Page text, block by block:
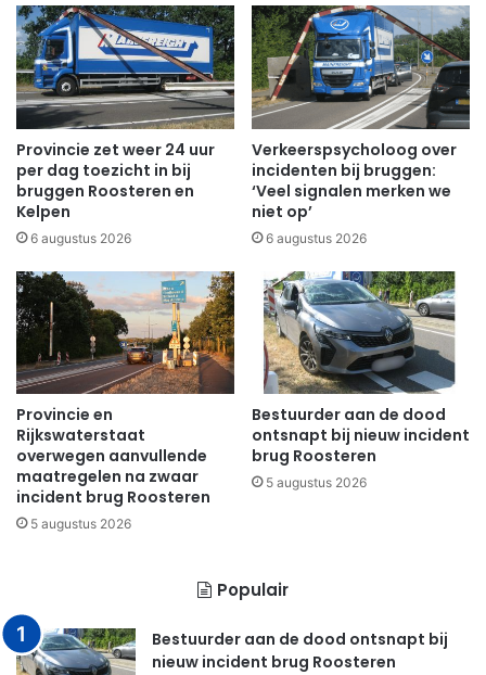
Provincie zet weer 24 uur
per dag toezicht in bij
bruggen Roosteren en
Kelpen
6 augustus 2026
Verkeerspsycholoog over
incidenten bij bruggen:
‘Veel signalen merken we
niet op’
6 augustus 2026
Provincie en
Rijkswaterstaat
overwegen aanvullende
maatregelen na zwaar
incident brug Roosteren
5 augustus 2026
Bestuurder aan de dood
ontsnapt bij nieuw incident
brug Roosteren
5 augustus 2026
Populair
Bestuurder aan de dood ontsnapt bij
nieuw incident brug Roosteren